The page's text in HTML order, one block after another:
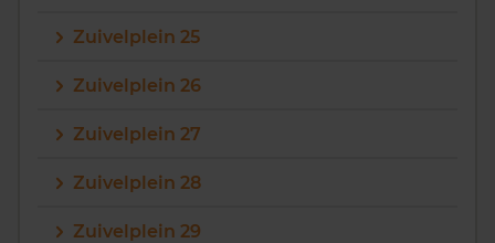
Zuivelplein 25
Zuivelplein 26
Zuivelplein 27
Zuivelplein 28
Zuivelplein 29